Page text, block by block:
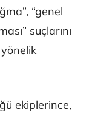
“genel
suçlarını
ekiplerince,